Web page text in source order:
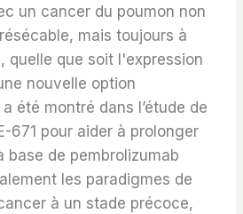
un cancer du poumon non
mais toujours à
quelle que soit l'expression
nouvelle option
été montré dans l’étude de
671 pour aider à prolonger
base de pembrolizumab
les paradigmes de
à un stade précoce,